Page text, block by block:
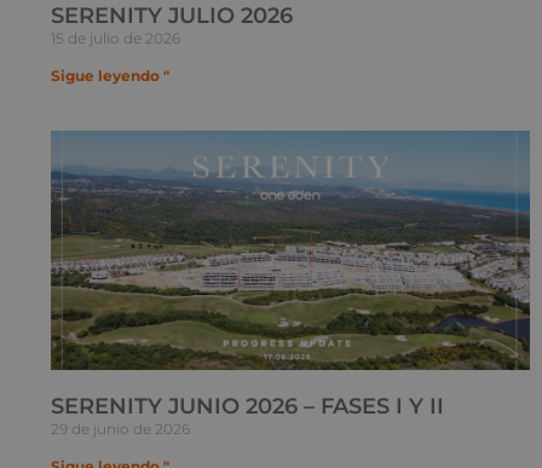
SERENITY JULIO 2026
15 de julio de 2026
Sigue leyendo "
SERENITY JUNIO 2026 – FASES I Y II
29 de junio de 2026